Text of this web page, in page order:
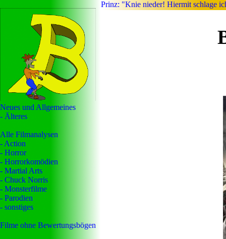
Neues und Allgemeines
- Älteres
Alle Filmanalysen
- Action
- Horror
- Horrorkomödien
- Martial Arts
- Chuck Norris
- Monsterfilme
- Parodien
- sonstiges
Filme ohne Bewertungsbögen
Prinz: "Knie nieder! Hiermit schlage